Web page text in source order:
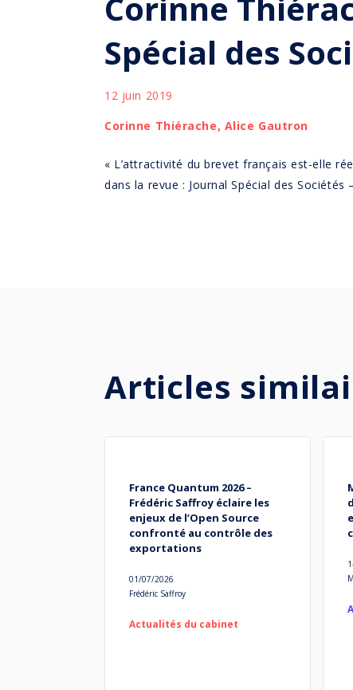
Spécial des
12 juin 2019
Corinne Thiérache, Alice Gautron
« L’attractivité du brevet français est-elle
dans la revue : Journal Spécial des
Articles
France Quantum 2026 –
Frédéric Saffroy éclaire les
enjeux de l’Open Source
confronté au contrôle des
exportations
01/07/2026
Frédéric Saffroy
Actualités du cabinet